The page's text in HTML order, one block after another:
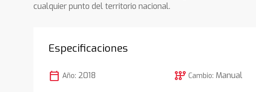
cualquier punto del territorio nacional.
Especificaciones
calendar_today Año: 2018 auto_transmission Cambio: Manual